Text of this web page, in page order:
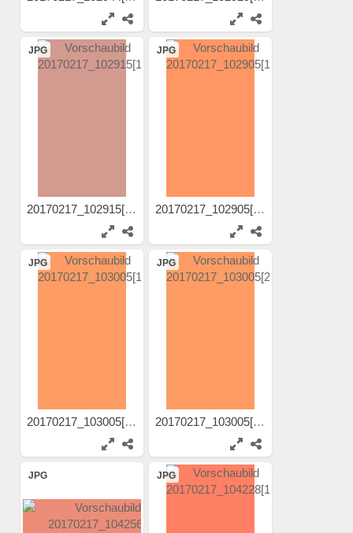
JPG
20170217_102915[1]
JPG
20170217_102905[1]
JPG
20170217_103005[1]
JPG
20170217_103005[2]
JPG JPG